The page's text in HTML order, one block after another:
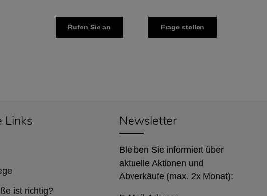
Rufen Sie an Frage stellen
Newsletter
Bleiben Sie informiert über
aktuelle Aktionen und
Abverkäufe (max. 2x Monat):
Links
ist richtig?